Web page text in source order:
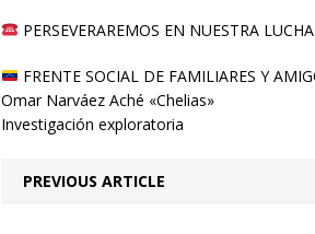
PERSEVERAREMOS EN NUESTRA
FRENTE SOCIAL DE FAMILIARES Y
Omar Narváez Aché «Chelias»
Investigación exploratoria
PREVIOUS ARTICLE